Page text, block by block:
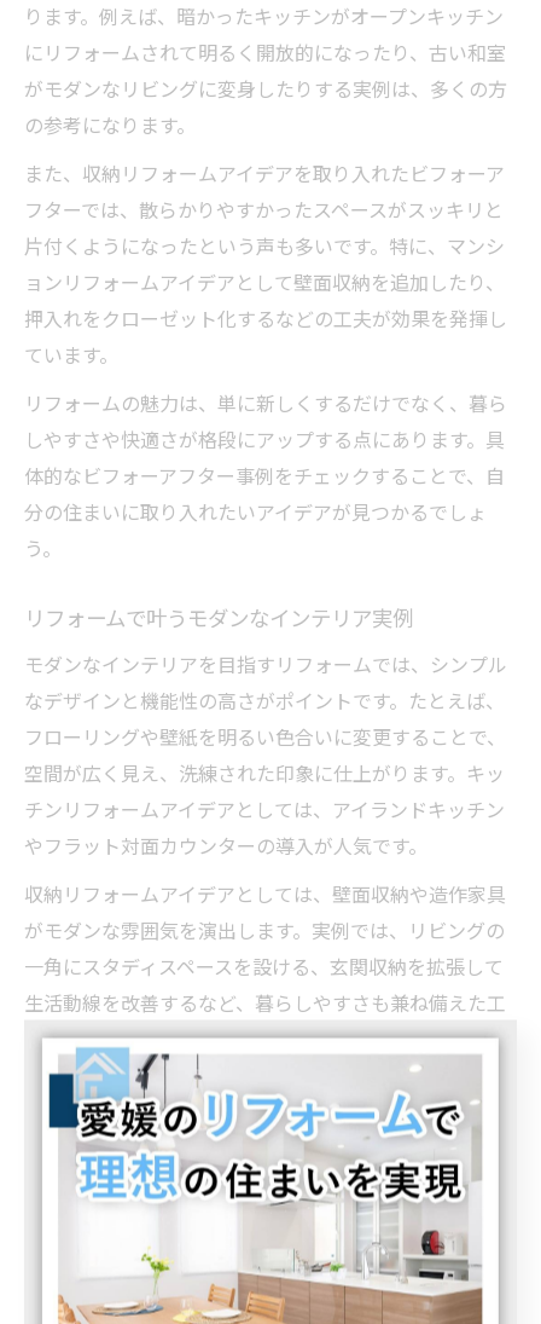
ります。例えば、暗かったキッチンがオープンキッチン
にリフォームされて明るく開放的になったり、古い和室
がモダンなリビングに変身したりする実例は、多くの方
の参考になります。
また、収納リフォームアイデアを取り入れたビフォーア
フターでは、散らかりやすかったスペースがスッキリと
片付くようになったという声も多いです。特に、マンシ
ョンリフォームアイデアとして壁面収納を追加したり、
押入れをクローゼット化するなどの工夫が効果を発揮し
ています。
リフォームの魅力は、単に新しくするだけでなく、暮ら
しやすさや快適さが格段にアップする点にあります。具
体的なビフォーアフター事例をチェックすることで、自
分の住まいに取り入れたいアイデアが見つかるでしょ
う。
リフォームで叶うモダンなインテリア実例
モダンなインテリアを目指すリフォームでは、シンプル
なデザインと機能性の高さがポイントです。たとえば、
フローリングや壁紙を明るい色合いに変更することで、
空間が広く見え、洗練された印象に仕上がります。キッ
チンリフォームアイデアとしては、アイランドキッチン
やフラット対面カウンターの導入が人気です。
収納リフォームアイデアとしては、壁面収納や造作家具
がモダンな雰囲気を演出します。実例では、リビングの
一角にスタディスペースを設ける、玄関収納を拡張して
生活動線を改善するなど、暮らしやすさも兼ね備えた工
夫が目立ちます。
モダンインテリアのリフォームを成功させるには、無駄
を省いたシンプルな設計と、使いやすさを考慮した収納
計画を同時に進めることが重要です。家族全員が快適に
過ごせる空間を目指しましょう。
リフォーム事例から選ぶ流行のデザイン術
最近のリフォーム事例では、トレンドを取り入れたデザ